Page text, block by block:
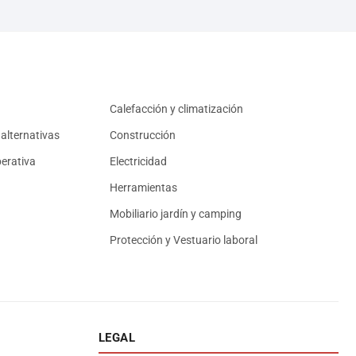
Calefacción y climatización
alternativas Construcción
Electricidad
Herramientas
Mobiliario jardín y camping
Protección y Vestuario laboral
LEGAL
Asesor El Arroyo